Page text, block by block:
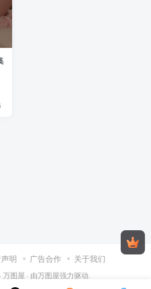
明 广告合作 关于我们
万图屋 · 由万图屋强力驱动.